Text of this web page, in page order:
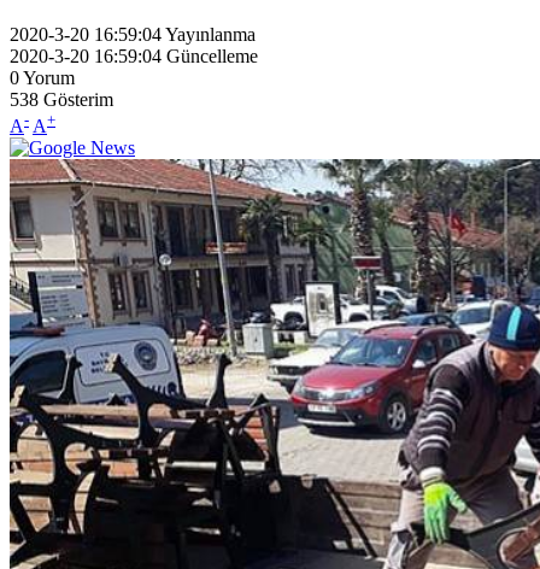
2020-3-20 16:59:04Yayınlanma
2020-3-20 16:59:04 Güncelleme
0Yorum
538 Gösterim
A- A+